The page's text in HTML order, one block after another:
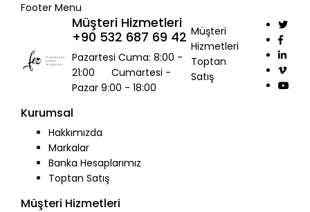
Footer Menu
Müşteri Hizmetleri
+90 532 687 69 42
Pazartesi Cuma: 8:00 -
21:00 Cumartesi -
Pazar 9:00 - 18:00
Müşteri
Hizmetleri
Toptan
Satış
Kurumsal
Hakkımızda
Markalar
Banka Hesaplarımız
Toptan Satış
Müşteri Hizmetleri